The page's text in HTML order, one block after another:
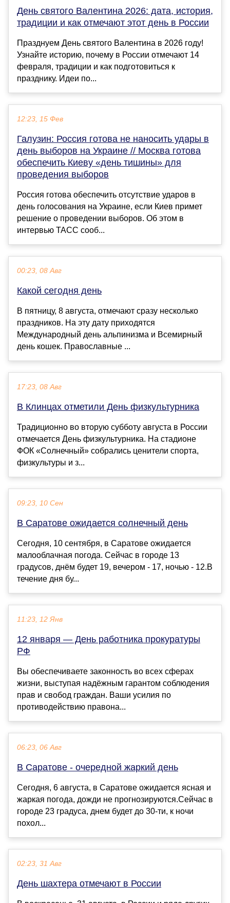
День святого Валентина 2026: дата, история,
традиции и как отмечают этот день в России
Празднуем День святого Валентина в 2026 году!
Узнайте историю, почему в России отмечают 14
февраля, традиции и как подготовиться к
празднику. Идеи по...
12:23, 15 Фев
Галузин: Россия готова не наносить удары в
день выборов на Украине // Москва готова
обеспечить Киеву «день тишины» для
проведения выборов
Россия готова обеспечить отсутствие ударов в
день голосования на Украине, если Киев примет
решение о проведении выборов. Об этом в
интервью ТАСС сооб...
00:23, 08 Авг
Какой сегодня день
В пятницу, 8 августа, отмечают сразу несколько
праздников. На эту дату приходятся
Международный день альпинизма и Всемирный
день кошек. Православные ...
17:23, 08 Авг
В Клинцах отметили День физкультурника
Традиционно во вторую субботу августа в России
отмечается День физкультурника. На стадионе
ФОК «Солнечный» собрались ценители спорта,
физкультуры и з...
09:23, 10 Сен
В Саратове ожидается солнечный день
Сегодня, 10 сентября, в Саратове ожидается
малооблачная погода. Сейчас в городе 13
градусов, днём будет 19, вечером - 17, ночью - 12.В
течение дня бу...
11:23, 12 Янв
12 января — День работника прокуратуры
РФ
Вы обеспечиваете законность во всех сферах
жизни, выступая надёжным гарантом соблюдения
прав и свобод граждан. Ваши усилия по
противодействию правона...
06:23, 06 Авг
В Саратове - очередной жаркий день
Сегодня, 6 августа, в Саратове ожидается ясная и
жаркая погода, дожди не прогнозируются.Сейчас в
городе 23 градуса, днем будет до 30-ти, к ночи
похол...
02:23, 31 Авг
День шахтера отмечают в России